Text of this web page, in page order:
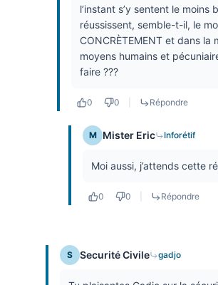
l’instant s’y sentent le moins
réussissent, semble-t-il, le
CONCRÈTEMENT et dans la
moyens humains et
faire ???
0 0 Répondre
M Mister Eric Inforétif
Moi aussi, j’attends cette
0 0 Répondre
S Securité Civile gadjo